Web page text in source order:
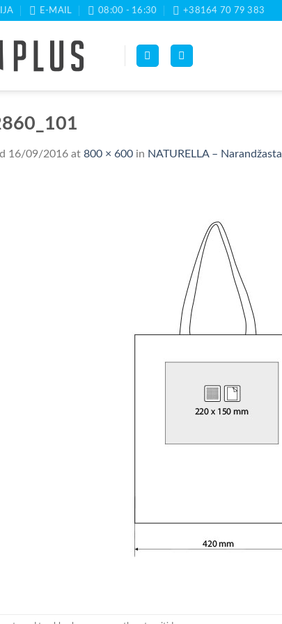
E-MAIL 08:00 - 16:30 +38164 70 79 383
16/09/2016 at 800 × 600 in NATURELLA – Narandžasta